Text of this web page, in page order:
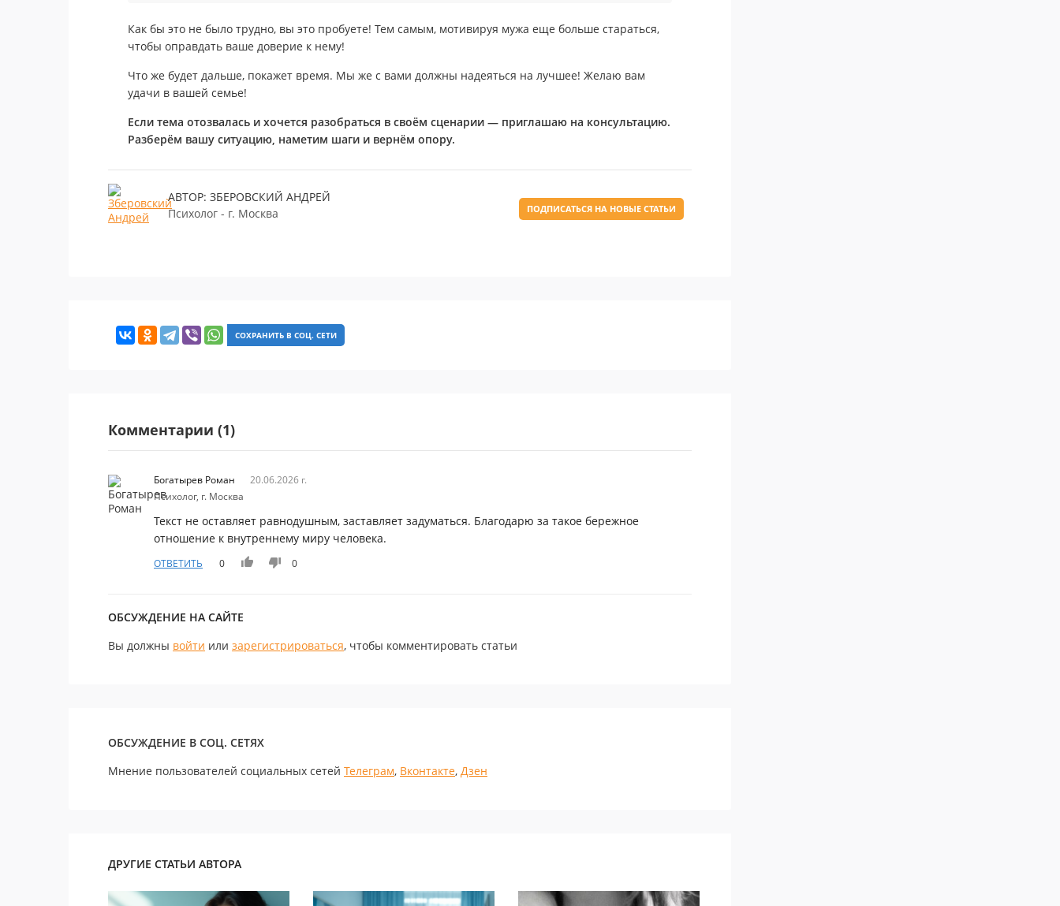
Как бы это не было трудно, вы это пробуете! Тем самым, мотивируя мужа еще больше стараться,
чтобы оправдать ваше доверие к нему!
Что же будет дальше, покажет время. Мы же с вами должны надеяться на лучшее! Желаю вам
удачи в вашей семье!
Если тема отозвалась и хочется разобраться в своём сценарии — приглашаю на консультацию.
Разберём вашу ситуацию, наметим шаги и вернём опору.
АВТОР: ЗБЕРОВСКИЙ АНДРЕЙ
Психолог - г. Москва
ПОДПИСАТЬСЯ НА НОВЫЕ СТАТЬИ
СОХРАНИТЬ В СОЦ. СЕТИ
Комментарии (1)
Богатырев Роман
20.06.2026 г.
Психолог, г. Москва
Текст не оставляет равнодушным, заставляет задуматься. Благодарю за такое бережное
отношение к внутреннему миру человека.
ОТВЕТИТЬ 0 0
ОБСУЖДЕНИЕ НА САЙТЕ
Вы должны войти или зарегистрироваться, чтобы комментировать статьи
ОБСУЖДЕНИЕ В СОЦ. СЕТЯХ
Мнение пользователей социальных сетей Телеграм, Вконтакте, Дзен
ДРУГИЕ СТАТЬИ АВТОРА